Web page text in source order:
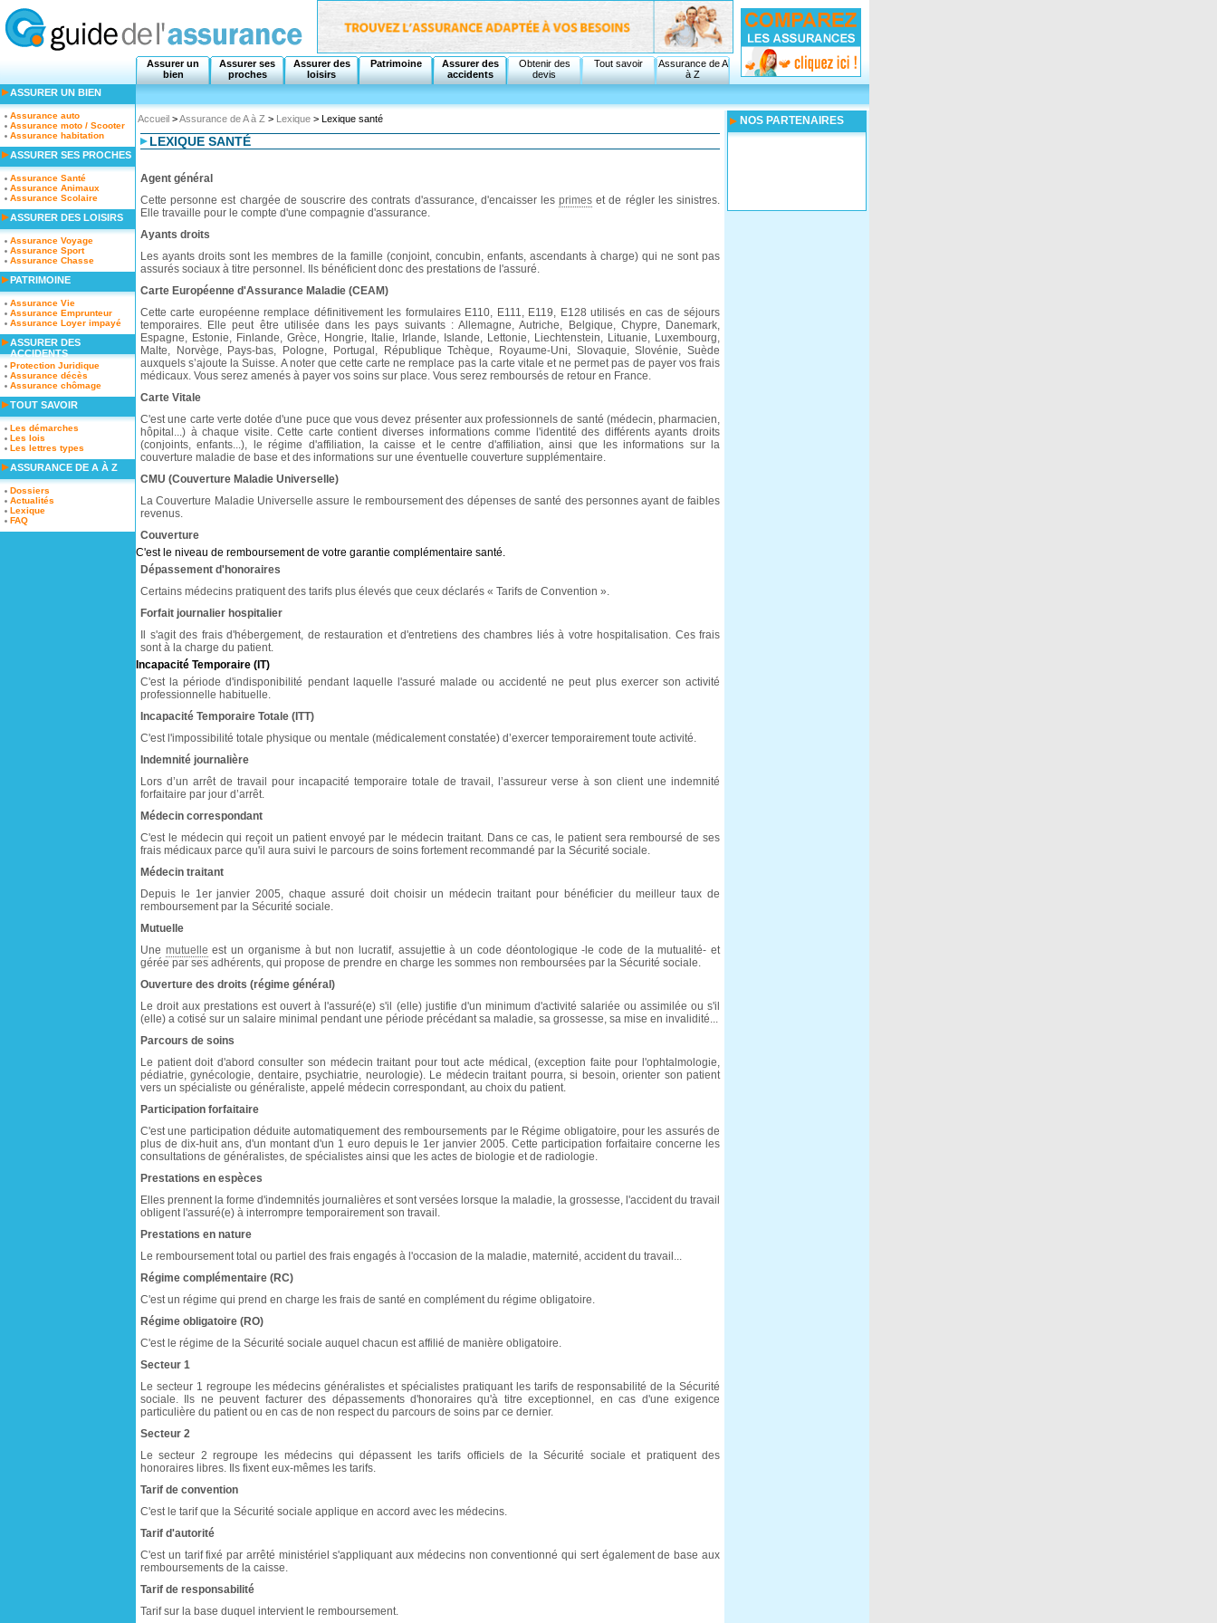
Assurer un
bien
Assurer ses
proches
Assurer des
loisirs
Patrimoine
Assurer des
accidents
Obtenir des
devis
Tout savoir
Assurance de A
à Z
Accueil >Assurance de A à Z > Lexique > Lexique santé
LEXIQUE SANTÉ
Agent général
Cette personne est chargée de souscrire des contrats d'assurance, d'encaisser lesprimes et de régler les sinistres.
Elle travaille pour le compte d'une compagnie d'assurance.
Ayants droits
Les ayants droits sont les membres de la famille (conjoint, concubin, enfants, ascendants à charge) qui ne sont pas
assurés sociaux à titre personnel. Ils bénéficient donc des prestations de l'assuré.
Carte Européenne d'Assurance Maladie (CEAM)
Cette carte européenne remplace définitivement les formulaires E110, E111, E119, E128 utilisés en cas de séjours
temporaires. Elle peut être utilisée dans les pays suivants : Allemagne, Autriche, Belgique, Chypre, Danemark,
Espagne, Estonie, Finlande, Grèce, Hongrie, Italie, Irlande, Islande, Lettonie, Liechtenstein, Lituanie, Luxembourg,
Malte, Norvège, Pays-bas, Pologne, Portugal, République Tchèque, Royaume-Uni, Slovaquie, Slovénie, Suède
auxquels s’ajoute la Suisse. A noter que cette carte ne remplace pas la carte vitale et ne permet pas de payer vos frais
médicaux. Vous serez amenés à payer vos soins sur place. Vous serez remboursés de retour en France.
Carte Vitale
C'est une carte verte dotée d'une puce que vous devez présenter aux professionnels de santé (médecin, pharmacien,
hôpital...) à chaque visite. Cette carte contient diverses informations comme l'identité des différents ayants droits
(conjoints, enfants...), le régime d'affiliation, la caisse et le centre d'affiliation, ainsi que les informations sur la
couverture maladie de base et des informations sur une éventuelle couverture supplémentaire.
CMU (Couverture Maladie Universelle)
La Couverture Maladie Universelle assure le remboursement des dépenses de santé des personnes ayant de faibles
revenus.
Couverture
C'est le niveau de remboursement de votre garantie complémentaire santé.
Dépassement d'honoraires
Certains médecins pratiquent des tarifs plus élevés que ceux déclarés « Tarifs de Convention ».
Forfait journalier hospitalier
Il s'agit des frais d'hébergement, de restauration et d'entretiens des chambres liés à votre hospitalisation. Ces frais
sont à la charge du patient.
Incapacité Temporaire (IT)
C'est la période d'indisponibilité pendant laquelle l'assuré malade ou accidenté ne peut plus exercer son activité
professionnelle habituelle.
Incapacité Temporaire Totale (ITT)
C'est l'impossibilité totale physique ou mentale (médicalement constatée) d’exercer temporairement toute activité.
Indemnité journalière
Lors d’un arrêt de travail pour incapacité temporaire totale de travail, l’assureur verse à son client une indemnité
forfaitaire par jour d’arrêt.
Médecin correspondant
C'est le médecin qui reçoit un patient envoyé par le médecin traitant. Dans ce cas, le patient sera remboursé de ses
frais médicaux parce qu'il aura suivi le parcours de soins fortement recommandé par la Sécurité sociale.
Médecin traitant
Depuis le 1er janvier 2005, chaque assuré doit choisir un médecin traitant pour bénéficier du meilleur taux de
remboursement par la Sécurité sociale.
Mutuelle
Une mutuelle est un organisme à but non lucratif, assujettie à un code déontologique -le code de la mutualité- et
gérée par ses adhérents, qui propose de prendre en charge les sommes non remboursées par la Sécurité sociale.
Ouverture des droits (régime général)
Le droit aux prestations est ouvert à l'assuré(e) s'il (elle) justifie d'un minimum d'activité salariée ou assimilée ou s'il
(elle) a cotisé sur un salaire minimal pendant une période précédant sa maladie, sa grossesse, sa mise en invalidité...
Parcours de soins
Le patient doit d'abord consulter son médecin traitant pour tout acte médical, (exception faite pour l'ophtalmologie,
pédiatrie, gynécologie, dentaire, psychiatrie, neurologie). Le médecin traitant pourra, si besoin, orienter son patient
vers un spécialiste ou généraliste, appelé médecin correspondant, au choix du patient.
Participation forfaitaire
C'est une participation déduite automatiquement des remboursements par le Régime obligatoire, pour les assurés de
plus de dix-huit ans, d'un montant d'un 1 euro depuis le 1er janvier 2005. Cette participation forfaitaire concerne les
consultations de généralistes, de spécialistes ainsi que les actes de biologie et de radiologie.
Prestations en espèces
Elles prennent la forme d'indemnités journalières et sont versées lorsque la maladie, la grossesse, l'accident du travail
obligent l'assuré(e) à interrompre temporairement son travail.
Prestations en nature
Le remboursement total ou partiel des frais engagés à l'occasion de la maladie, maternité, accident du travail...
Régime complémentaire (RC)
C'est un régime qui prend en charge les frais de santé en complément du régime obligatoire.
Régime obligatoire (RO)
C'est le régime de la Sécurité sociale auquel chacun est affilié de manière obligatoire.
Secteur 1
Le secteur 1 regroupe les médecins généralistes et spécialistes pratiquant les tarifs de responsabilité de la Sécurité
sociale. Ils ne peuvent facturer des dépassements d'honoraires qu'à titre exceptionnel, en cas d'une exigence
particulière du patient ou en cas de non respect du parcours de soins par ce dernier.
Secteur 2
Le secteur 2 regroupe les médecins qui dépassent les tarifs officiels de la Sécurité sociale et pratiquent des
honoraires libres. Ils fixent eux-mêmes les tarifs.
Tarif de convention
C'est le tarif que la Sécurité sociale applique en accord avec les médecins.
Tarif d'autorité
C'est un tarif fixé par arrêté ministériel s'appliquant aux médecins non conventionné qui sert également de base aux
remboursements de la caisse.
Tarif de responsabilité
Tarif sur la base duquel intervient le remboursement.
ASSURER UN BIEN
Assurance auto
Assurance moto / Scooter
Assurance habitation
ASSURER SES PROCHES
Assurance Santé
Assurance Animaux
Assurance Scolaire
ASSURER DES LOISIRS
Assurance Voyage
Assurance Sport
Assurance Chasse
PATRIMOINE
Assurance Vie
Assurance Emprunteur
Assurance Loyer impayé
ASSURER DES
ACCIDENTS
Protection Juridique
Assurance décès
Assurance chômage
TOUT SAVOIR
Les démarches
Les lois
Les lettres types
ASSURANCE DE A À Z
Dossiers
Actualités
Lexique
FAQ
NOS PARTENAIRES